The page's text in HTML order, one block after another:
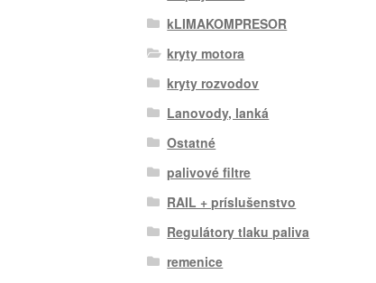
kLIMAKOMPRESOR
kryty motora
kryty rozvodov
Lanovody, lanká
Ostatné
palivové filtre
RAIL + príslušenstvo
Regulátory tlaku paliva
remenice